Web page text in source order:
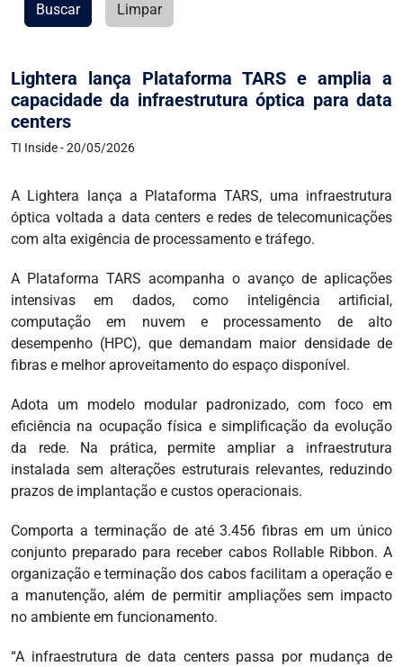
Lightera lança Plataforma TARS e amplia a
capacidade da infraestrutura óptica para data
centers
TI Inside - 20/05/2026
A Lightera lança a Plataforma TARS, uma infraestrutura
óptica voltada a data centers e redes de telecomunicações
com alta exigência de processamento e tráfego.
A Plataforma TARS acompanha o avanço de aplicações
intensivas em dados, como inteligência artificial,
computação em nuvem e processamento de alto
desempenho (HPC), que demandam maior densidade de
fibras e melhor aproveitamento do espaço disponível.
Adota um modelo modular padronizado, com foco em
eficiência na ocupação física e simplificação da evolução
da rede. Na prática, permite ampliar a infraestrutura
instalada sem alterações estruturais relevantes, reduzindo
prazos de implantação e custos operacionais.
Comporta a terminação de até 3.456 fibras em um único
conjunto preparado para receber cabos Rollable Ribbon. A
organização e terminação dos cabos facilitam a operação e
a manutenção, além de permitir ampliações sem impacto
no ambiente em funcionamento.
“A infraestrutura de data centers passa por mudança de
Buscar Limpar